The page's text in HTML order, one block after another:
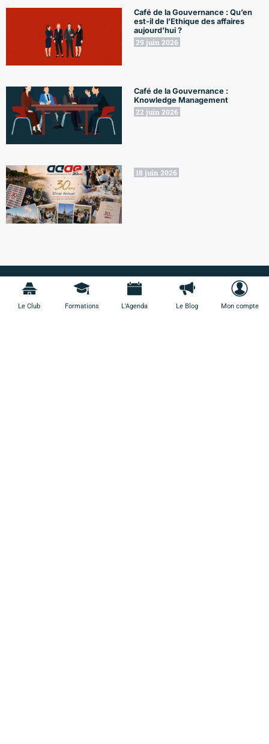
Café de la Gouvernance : Qu’en
est-il de l’Ethique des affaires
aujourd’hui ?
29 juin 2026
Café de la Gouvernance :
Knowledge Management
22 juin 2026
18 juin 2026
Le Club Formations L'Agenda Le Blog Mon compte